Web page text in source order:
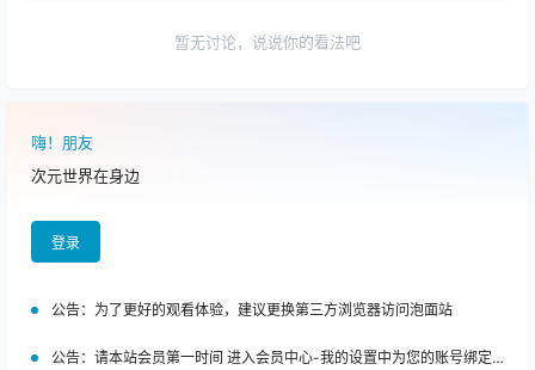
暂无讨论，说说你的看法吧
嗨！朋友
次元世界在身边
登录
公告： 为了更好的观看体验，建议更换第三方浏览器访问泡面站
公告： 请本站会员第一时间 进入会员中心-我的设置中为您的账号绑定邮箱!